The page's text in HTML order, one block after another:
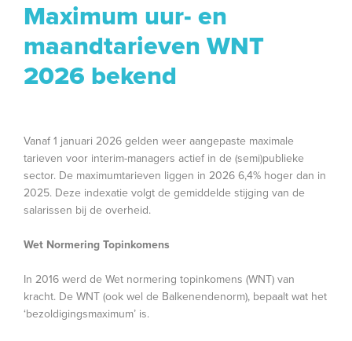
Maximum uur- en
maandtarieven WNT
2026 bekend
Vanaf 1 januari 2026 gelden weer aangepaste maximale
tarieven voor interim-managers actief in de (semi)publieke
sector. De maximumtarieven liggen in 2026 6,4% hoger dan in
2025. Deze indexatie volgt de gemiddelde stijging van de
salarissen bij de overheid.
Wet Normering Topinkomens
In 2016 werd de Wet normering topinkomens (WNT) van
kracht. De WNT (ook wel de Balkenendenorm), bepaalt wat het
‘bezoldigingsmaximum’ is.